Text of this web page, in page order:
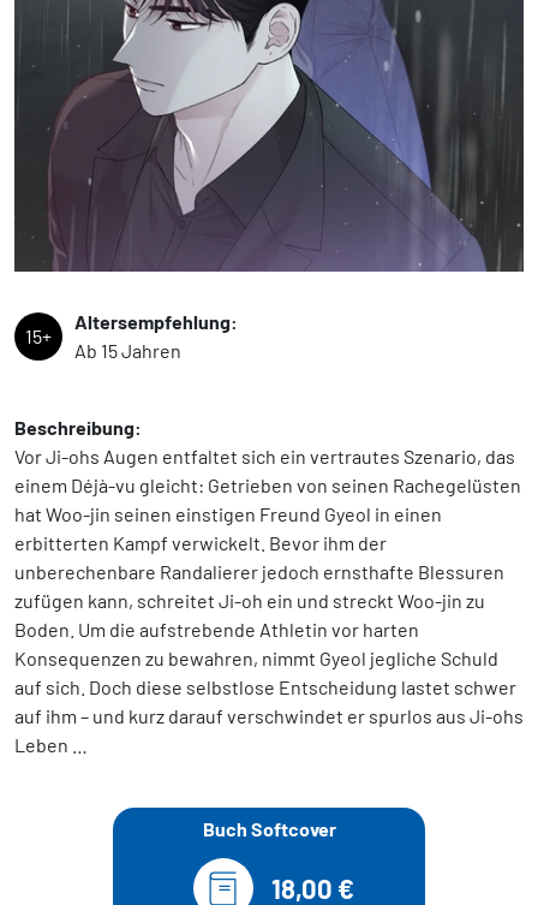
15+
Altersempfehlung:
Ab 15 Jahren
Beschreibung:
Vor Ji-ohs Augen entfaltet sich ein vertrautes Szenario, das
einem Déjà-vu gleicht: Getrieben von seinen Rachegelüsten
hat Woo-jin seinen einstigen Freund Gyeol in einen
erbitterten Kampf verwickelt. Bevor ihm der
unberechenbare Randalierer jedoch ernsthafte Blessuren
zufügen kann, schreitet Ji-oh ein und streckt Woo-jin zu
Boden. Um die aufstrebende Athletin vor harten
Konsequenzen zu bewahren, nimmt Gyeol jegliche Schuld
auf sich. Doch diese selbstlose Entscheidung lastet schwer
auf ihm – und kurz darauf verschwindet er spurlos aus Ji-ohs
Leben …
Buch Softcover
18,00 €